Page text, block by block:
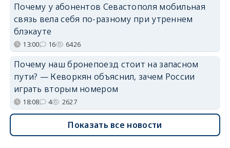
Почему у абонентов Севастополя мобильная
связь вела себя по-разному при утреннем
блэкауте
13:00 16 6426
Почему наш бронепоезд стоит на запасном
пути? — Кеворкян объяснил, зачем России
играть вторым номером
18:08 4 2627
Показать все новости